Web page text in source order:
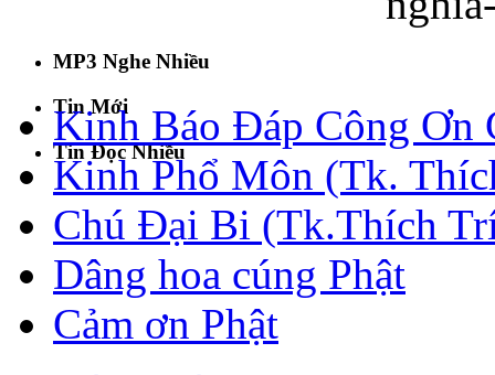
MP3 Nghe Nhiều
Tin Mới
Tin Đọc Nhiều
Kinh Báo Đáp Công Ơn
Kinh Phổ Môn (Tk.
Chú Đại Bi (Tk.Thích
Dâng hoa cúng Phật
Cảm ơn Phật